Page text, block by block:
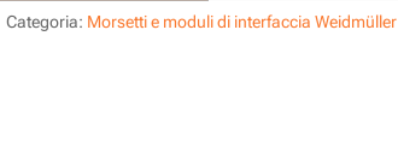
Categoria: Morsetti e moduli di interfaccia Weidmüller